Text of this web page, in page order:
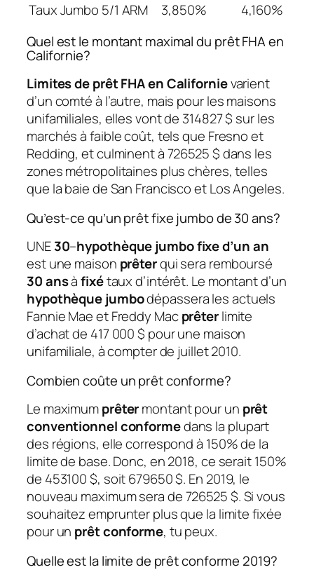
Taux Jumbo 5/1 ARM
3,850%
4,160%
Quel est le montant maximal du prêt FHA en
Californie?
Limites de prêt FHA en Californievarient
d’un comté à l’autre, mais pour les maisons
unifamiliales, elles vont de 314827 $ sur les
marchés à faible coût, tels que Fresno et
Redding, et culminent à 726525 $ dans les
zones métropolitaines plus chères, telles
que la baie de San Francisco et Los Angeles.
Qu’est-ce qu’un prêt fixe jumbo de 30 ans?
UNE30–hypothèque jumbo fixe d’un an
est une maison prêterqui sera remboursé
30 ansàfixétaux d’intérêt. Le montant d’un
hypothèque jumbodépassera les actuels
Fannie Mae et Freddy Macprêterlimite
d’achat de 417 000 $ pour une maison
unifamiliale, à compter de juillet 2010.
Combien coûte un prêt conforme?
Le maximumprêtermontant pour un prêt
conventionnel conformedans la plupart
des régions, elle correspond à 150% de la
limite de base. Donc, en 2018, ce serait 150%
de 453100 $, soit 679650 $. En 2019, le
nouveau maximum sera de 726525 $. Si vous
souhaitez emprunter plus que la limite fixée
pour un prêt conforme, tu peux.
Quelle est la limite de prêt conforme 2019?